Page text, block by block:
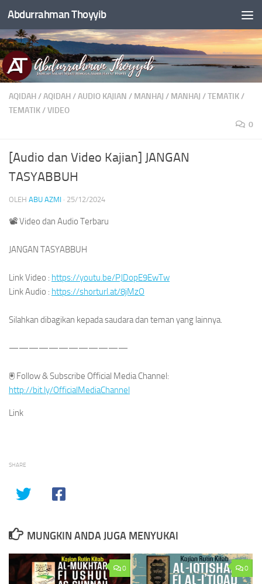
Skip to content
Abdurrahman Thoyyib
AQIDAH/AQIDAH/AUDIO KAJIAN / MANHAJ / MANHAJ /TEMATIK/
TEMATIK/VIDEO
0
[Audio dan Video Kajian] JANGAN
TASYABBUH
OLEH ABU AZMI · 25/12/2024
📽 Video dan Audio Terbaru
JANGAN TASYABBUH
Link Video : https://youtu.be/PJDopE9EwTw
Link Audio : https://shorturl.at/8jMzO
Silahkan dibagikan kepada saudara dan teman yang lainnya.
————————————
🖲 Follow & Subscribe Official Media Channel:
http://bit.ly/OfficialMediaChannel
Link
SHARE
MUNGKIN ANDA JUGA MENYUKAI
0 0